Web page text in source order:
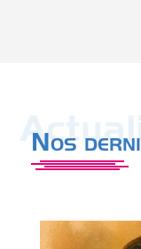
Nos